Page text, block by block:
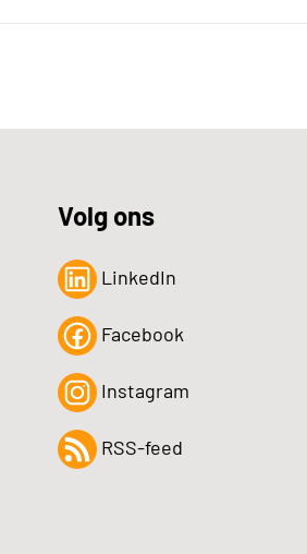
Volg ons
LinkedIn
Facebook
Instagram
RSS-feed